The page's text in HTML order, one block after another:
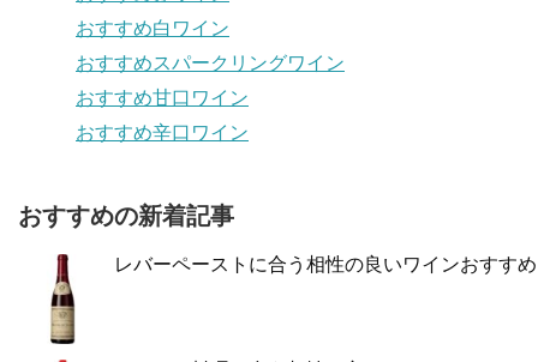
おすすめ白ワイン
おすすめスパークリングワイン
おすすめ甘口ワイン
おすすめ辛口ワイン
おすすめの新着記事
レバーペーストに合う相性の良いワインおすす